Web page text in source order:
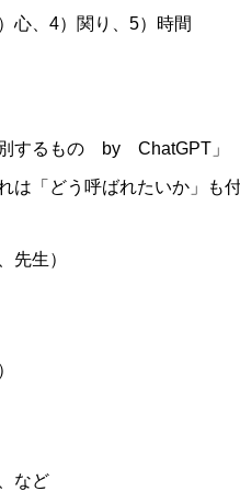
心、4）関り、5）時間
別するもの by ChatGPT」
は「どう呼ばれたいか」も付
先生）
など